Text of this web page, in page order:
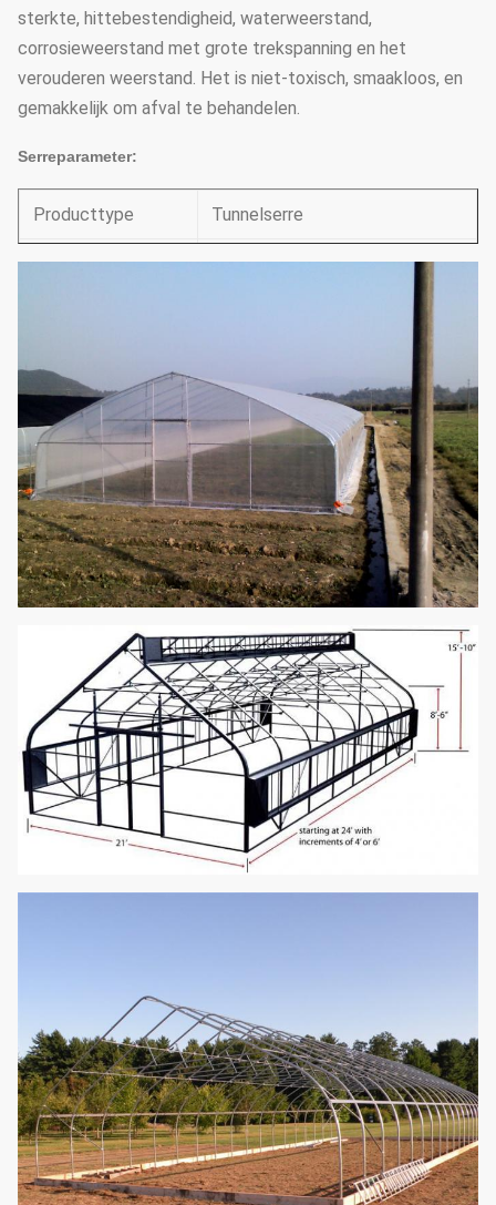
sterkte, hittebestendigheid, waterweerstand,
corrosieweerstand met grote trekspanning en het
verouderen weerstand. Het is niet-toxisch, smaakloos, en
gemakkelijk om afval te behandelen.
Serreparameter:
Producttype Tunnelserre
Breedte 4m10m (13,12 ' - 32,8 ')
1m/1.5m/2m (3,28 '/4,92 '/6,26
Muurhoogte 1.5m2.5m (4,92 ' - 8,2 ')
Dakhoogte 2.5m4m (8,2 ' - 13,12 ')
Krijgs behandelen 150 of 200 micro- plastic film
Natuurlijke
Ventilatie
Gedreven motor of hand
rollende openingen aan twee
kanten
Facultatieve
Systemen
Pat&fan koelsysteem;
verwarmingssysteem; het in de
schaduw stellen van systeem;
druppelbevloeiingssysteem;
vertroebelend systeem;
verlichtingssysteem; hydroponic
systeem; installaties die
systeem beklimmen;